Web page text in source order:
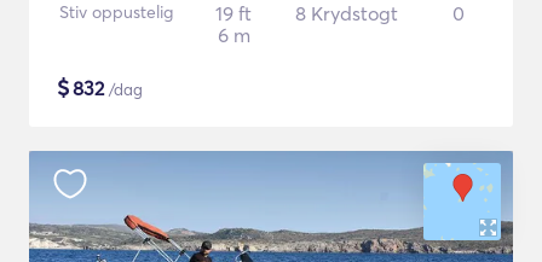
Stiv oppustelig
19 ft
6 m
8 Krydstogt 0
$832/dag